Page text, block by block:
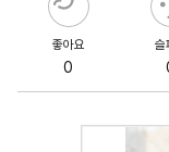
좋아요
0
슬